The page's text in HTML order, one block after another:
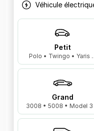
Véhicule
Petit
Polo • Twingo • Yaris
Grand
3008 • 5008 • Model